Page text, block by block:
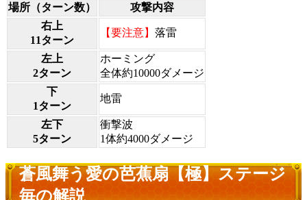
場所（ターン数）
攻撃内容
右上
11ターン
【要注意】 落雷
左上
2ターン
ホーミング
全体約10000ダメージ
下
1ターン
地雷
左下
5ターン
衝撃波
1体約4000ダメージ
蒼風舞う愛の芭蕉扇【極】ステージ
毎の解説